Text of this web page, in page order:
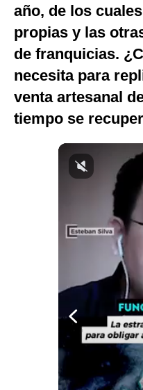
España
Internacional
Tecnología
Club del Suscriptor
Mix
G de Gestión
Notas Contratadas
Fotogalerías
año, de los
propias y las
de franquicias.
necesita para
venta artesanal
tiempo se